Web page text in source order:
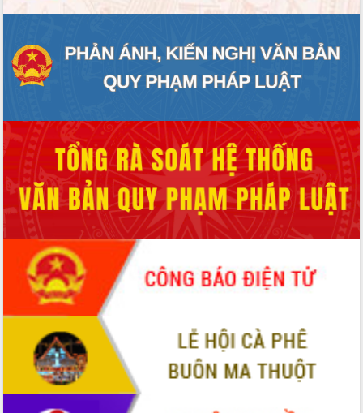
năm 2026
Hội thảo khoa học “Giải pháp thúc đẩy
phát triển nền kinh tế xanh tại tỉnh
Tăng cường giám sát, đôn đốc thực
hiện nhiệm vụ quản lý tài sản công
hàng tuần
Tháo gỡ những vướng mắc, đẩy mạnh
công tác cải cách thủ tục hành chính
tại Trung tâm Phục vụ hành chính
công tỉnh
Đắk Lắk: Tôn vinh 46 giải pháp tại Hội
thi Sáng tạo Kỹ thuật 2024 - 2025
Đắk Lắk rà soát, điều chỉnh Đề án 190
về phát triển nuôi trồng thủy sản
Phó Chủ tịch UBND tỉnh Đắk Lắk
Trương Công Thái kiểm tra thực địa
Dự án cao tốc Khánh Hòa - Buôn Ma
Thuột
Định vị cà phê Việt Nam như một “di
sản sống” trong dòng chảy toàn cầu